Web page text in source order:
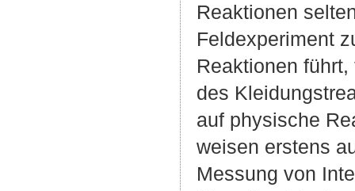
Reaktionen
Feldexperiment
Reaktionen
des
auf physische
weisen erstens
Messung von